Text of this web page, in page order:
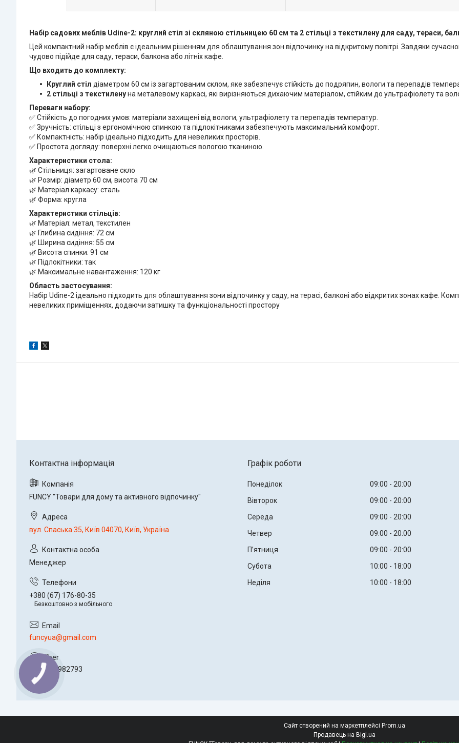
Набір садових меблів Udine-2: круглий стіл зі скляною стільницею 60 см та 2 стільці з текстилену для саду, тераси,
Цей компактний набір меблів є ідеальним рішенням для облаштування зон відпочинку на відкритому повітрі. Завдяки
чудово підійде для саду, тераси, балкона або літніх кафе.
Що входить до комплекту:
Круглий стіл діаметром 60 см із загартованим склом, яке забезпечує стійкість до подряпин, вологи та перепадів
2 стільці з текстиленуна металевому каркасі, які вирізняються дихаючим матеріалом, стійким до ультрафіолету та
Переваги набору:
✅ Стійкість до погодних умов: матеріали захищені від вологи, ультрафіолету та перепадів температур.
✅ Зручність: стільці з ергономічною спинкою та підлокітниками забезпечують максимальний комфорт.
✅ Компактність: набір ідеально підходить для невеликих просторів.
✅ Простота догляду: поверхні легко очищаються вологою тканиною.
Характеристики стола:
🌿 Стільниця: загартоване скло
🌿 Розмір: діаметр 60 см, висота 70 см
🌿 Матеріал каркасу: сталь
🌿 Форма: кругла
Характеристики стільців:
🌿 Матеріал: метал, текстилен
🌿 Глибина сидіння: 72 см
🌿 Ширина сидіння: 55 см
🌿 Висота спинки: 91 см
🌿 Підлокітники: так
🌿 Максимальне навантаження: 120 кг
Область застосування:
Набір Udine-2 ідеально підходить для облаштування зони відпочинку у саду, на терасі, балконі або відкритих зонах кафе.
невеликих приміщеннях, додаючи затишку та функціональності простору
FUNCY "Товари для дому та активного відпочинку"
вул. Спаська 35, Київ 04070, Київ, Україна
Менеджер
+380 (67) 176-80-35
Безкоштовно з мобільного
funcyua@gmail.com
+380934982793
Графік роботи
Понеділок 09:00
20:00
Вівторок
09:00
20:00
Середа
09:00
20:00
Четвер
09:00
20:00
Пʼятниця
09:00
20:00
Субота
10:00
18:00
Неділя
10:00 18:00
Сайт створений на маркетплейсі Prom.ua
Продавець на Bigl.ua